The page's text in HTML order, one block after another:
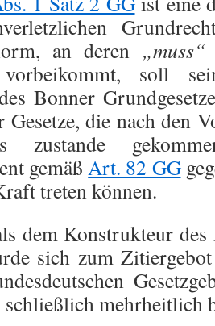
an deren „muss“
vorbeikommt, soll
Bonner
Gesetze, die nach den
zustande
gemäßArt. 82 GG
treten können.
dem Konstrukteur des
sich zum
mehrheitlich